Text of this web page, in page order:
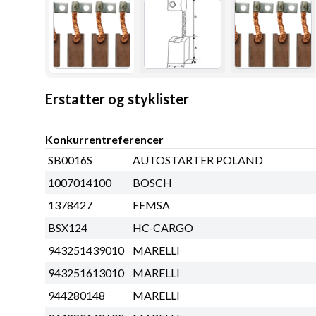
Erstatter og styklister
Konkurrentreferencer
SB0016S
AUTOSTARTER POLAND
1007014100
BOSCH
1378427
FEMSA
BSX124
HC-CARGO
943251439010
MARELLI
943251613010
MARELLI
944280148
MARELLI